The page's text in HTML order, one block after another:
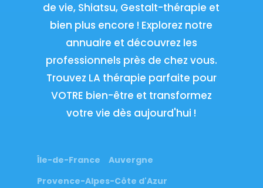
de vie, Shiatsu, Gestalt-thérapie et
bien plus encore ! Explorez notre
annuaire et découvrez les
professionnels près de chez vous.
Trouvez LA thérapie parfaite pour
VOTRE bien-être et transformez
votre vie dès aujourd'hui !
Île-de-France
Auvergne
Provence-Alpes-Côte d'Azur